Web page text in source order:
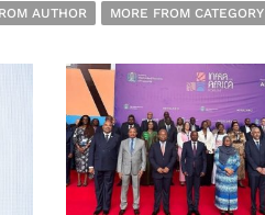
AUTHOR MORE FROM CATEGORY